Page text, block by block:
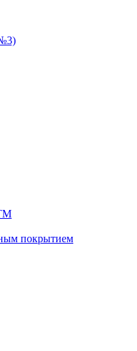
покрытием